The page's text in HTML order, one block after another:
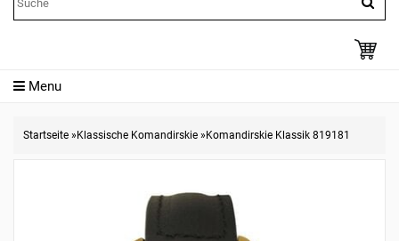
Menu
Startseite » Klassische Komandirskie » Komandirskie Klassik 819181